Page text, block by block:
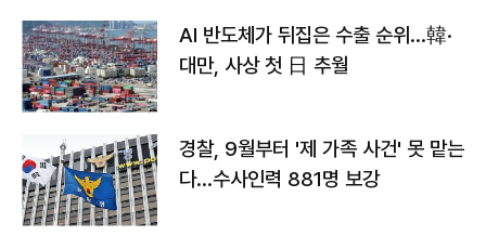
AI 반도체가 뒤집은 수출 순위…韓·
대만, 사상 첫 日 추월
경찰, 9월부터 '제 가족 사건' 못 맡는
다…수사인력 881명 보강